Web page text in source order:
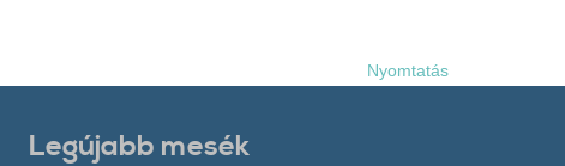
Nyomtatás
Legújabb mesék